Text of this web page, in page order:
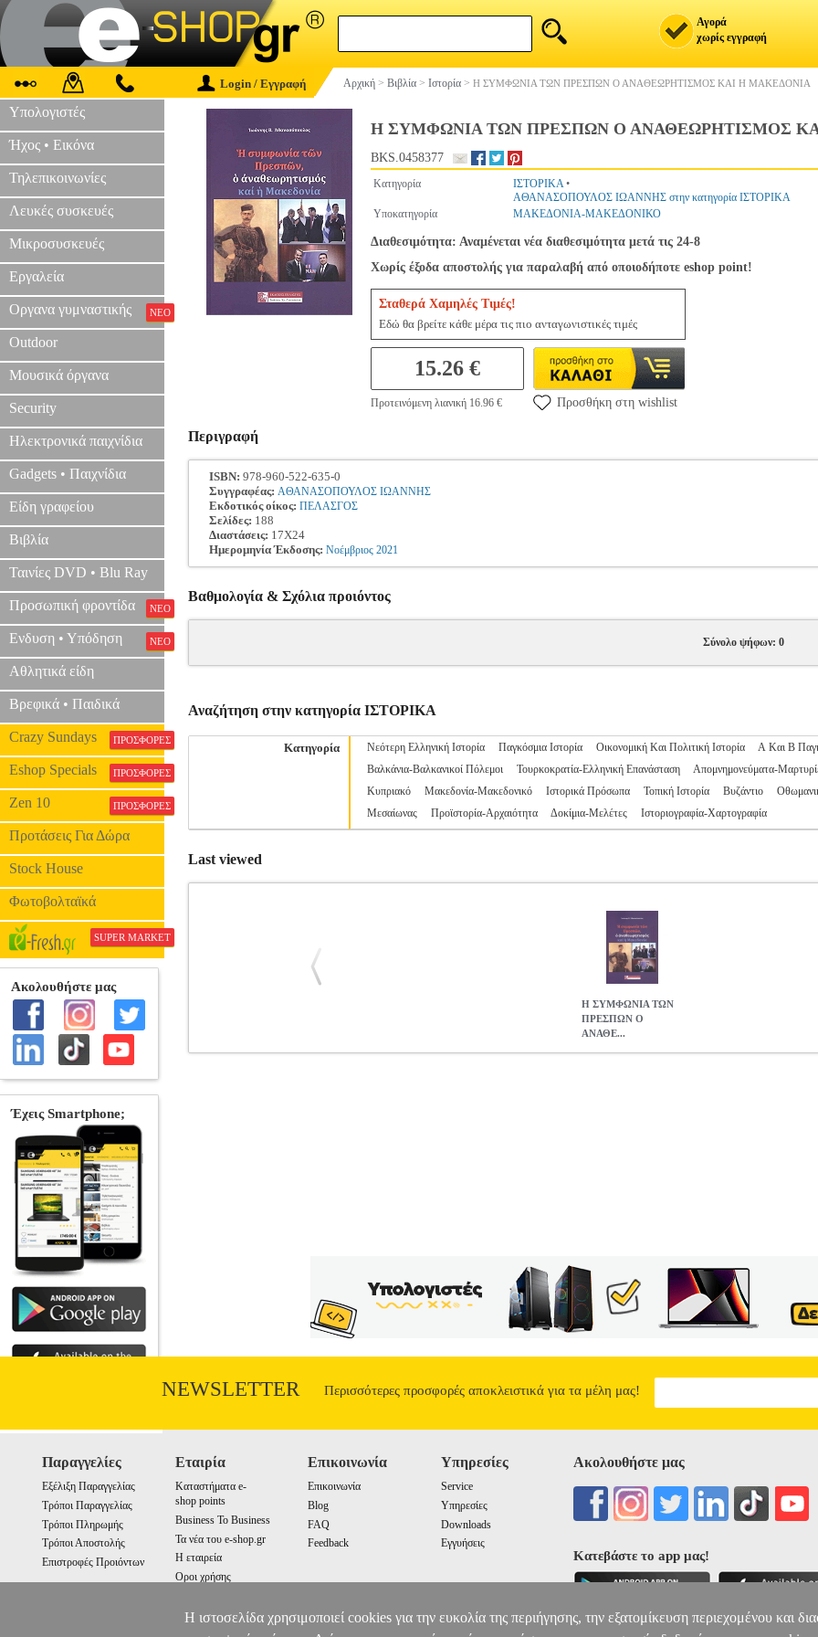
Αγορά
χωρίς εγγραφή
Login / Εγγραφή Αρχική > Βιβλία > Ιστορία > Η ΣΥΜΦΩΝΙΑ ΤΩΝ ΠΡΕΣΠΩΝ Ο ΑΝΑΘΕΩΡΗΤΙΣΜΟΣ ΚΑΙ Η ΜΑΚΕΔΟΝΙΑ
Υπολογιστές
Ήχος • Εικόνα
Τηλεπικοινωνίες
Λευκές συσκευές
Μικροσυσκευές
Εργαλεία
Οργανα γυμναστικής ΝΕΟ
Outdoor
Μουσικά όργανα
Security
Ηλεκτρονικά παιχνίδια
Gadgets • Παιχνίδια
Είδη γραφείου
Βιβλία
Ταινίες DVD • Blu Ray
Προσωπική φροντίδα ΝΕΟ
Ενδυση • Υπόδηση ΝΕΟ
Αθλητικά είδη
Βρεφικά • Παιδικά
Crazy Sundays ΠΡΟΣΦΟΡΕΣ
Eshop Specials ΠΡΟΣΦΟΡΕΣ
Zen 10 ΠΡΟΣΦΟΡΕΣ
Προτάσεις Για Δώρα
Stock House
Φωτοβολταϊκά
SUPER MARKET
Η ΣΥΜΦΩΝΙΑ ΤΩΝ ΠΡΕΣΠΩΝ Ο ΑΝΑΘΕΩΡΗΤΙΣΜΟΣ
BKS.0458377
Κατηγορία ΙΣΤΟΡΙΚΑ•
ΑΘΑΝΑΣΟΠΟΥΛΟΣ ΙΩΑΝΝΗΣ στην κατηγορία ΙΣΤΟΡΙΚΑ
Υποκατηγορία
ΜΑΚΕΔΟΝΙΑ-ΜΑΚΕΔΟΝΙΚΟ
Διαθεσιμότητα: Αναμένεται νέα διαθεσιμότητα μετά τις 24-8
Χωρίς έξοδα αποστολής για παραλαβή από οποιοδήποτε eshop point!
Σταθερά Χαμηλές Τιμές!
Εδώ θα βρείτε κάθε μέρα τις πιο ανταγωνιστικές τιμές
15.26 €
Προτεινόμενη λιανική 16.96 € Προσθήκη στη wishlist
Περιγραφή
ISBN: 978-960-522-635-0
Συγγραφέας: ΑΘΑΝΑΣΟΠΟΥΛΟΣ ΙΩΑΝΝΗΣ
Εκδοτικός οίκος: ΠΕΛΑΣΓΟΣ
Σελίδες: 188
Διαστάσεις: 17Χ24
Ημερομηνία Έκδοσης: Νοέμβριος 2021
Βαθμολογία & Σχόλια προιόντος
Σύνολο ψήφων: 0
Αναζήτηση στην κατηγορία ΙΣΤΟΡΙΚΑ
Κατηγορία Νεότερη Ελληνική Ιστορία Παγκόσμια Ιστορία Οικονομική Και Πολιτική Ιστορία Α Και Β
Βαλκάνια-Βαλκανικοί Πόλεμοι
Τουρκοκρατία-Ελληνική Επανάσταση Απομνημονεύματα-
Κυπριακό
Μακεδονία-Μακεδονικό Ιστορικά Πρόσωπα Τοπική Ιστορία Βυζάντιο
Μεσαίωνας
Προϊστορία-Αρχαιότητα Δοκίμια-Μελέτες Ιστοριογραφία-Χαρτογραφία
Last viewed
Η ΣΥΜΦΩΝΙΑ ΤΩΝ
ΠΡΕΣΠΩΝ Ο
ΑΝΑΘΕ...
NEWSLETTER Περισσότερες προσφορές αποκλειστικά για τα μέλη μας!
Παραγγελίες
Εξέλιξη Παραγγελίας
Τρόποι Παραγγελίας
Τρόποι Πληρωμής
Τρόποι Αποστολής
Επιστροφές Προιόντων
Εταιρία
Καταστήματα e-
shop points
Business To Business
Τα νέα του e-shop.gr
Η εταιρεία
Οροι χρήσης
Επικοινωνία
Επικοινωνία
Blog
FAQ
Feedback
Υπηρεσίες
Service
Υπηρεσίες
Downloads
Εγγυήσεις
Ακολουθήστε μας
Κατεβάστε το app μας!
Η ιστοσελίδα χρησιμοποιεί cookies για την ευκολία της περιήγησης, την εξατομίκευση περιεχομένου και